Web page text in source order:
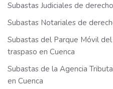
Subastas Judiciales de
Subastas Notariales de
Subastas del Parque Móvil
traspaso en Cuenca
Subastas de la Agencia
en Cuenca